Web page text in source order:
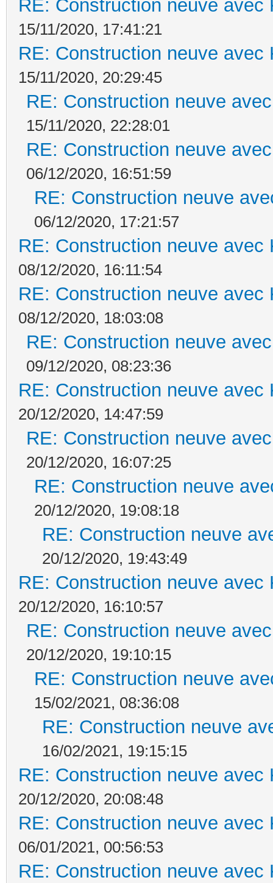
RE: Construction neuve
15/11/2020, 17:41:21
RE: Construction neuve avec
15/11/2020, 20:29:45
RE: Construction neuve
15/11/2020, 22:28:01
RE: Construction neuve
06/12/2020, 16:51:59
RE: Construction neuve
06/12/2020, 17:21:57
RE: Construction neuve avec
08/12/2020, 16:11:54
RE: Construction neuve avec
08/12/2020, 18:03:08
RE: Construction neuve
09/12/2020, 08:23:36
RE: Construction neuve avec
20/12/2020, 14:47:59
RE: Construction neuve
20/12/2020, 16:07:25
RE: Construction neuve
20/12/2020, 19:08:18
RE: Construction neuve
20/12/2020, 19:43:49
RE: Construction neuve avec
20/12/2020, 16:10:57
RE: Construction neuve
20/12/2020, 19:10:15
RE: Construction neuve
15/02/2021, 08:36:08
RE: Construction neuve
16/02/2021, 19:15:15
RE: Construction neuve avec
20/12/2020, 20:08:48
RE: Construction neuve avec
06/01/2021, 00:56:53
RE: Construction neuve avec